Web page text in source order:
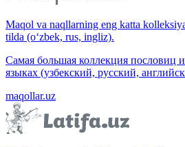
Maqol va naqllarning eng katta
tilda (o‘zbek, rus, ingliz).
Самая большая коллекция пословиц
языках (узбекский, русский,
maqollar.uz